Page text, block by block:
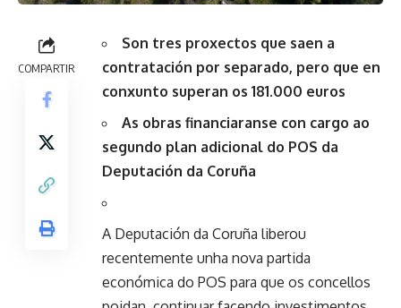
COMPARTIR
Son tres proxectos que saen a
contratación por separado, pero que en
conxunto superan os 181.000 euros
As obras financiaranse con cargo ao
segundo plan adicional do POS da
Deputación da Coruña
A Deputación da Coruña liberou
recentemente unha nova partida
económica do POS para que os concellos